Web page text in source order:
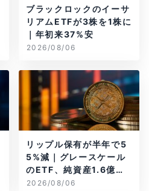
ブラックロックのイーサ
リアムETFが3株を1株に
｜年初来37%安
2026/08/06
リップル保有が半年で5
5%減｜グレースケール
のETF、純資産1.6億ド
ル減
2026/08/06